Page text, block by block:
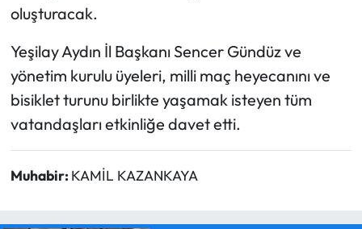
oluşturacak.
Yeşilay Aydın İl Başkanı Sencer Gündüz ve
yönetim kurulu üyeleri, milli maç heyecanını ve
bisiklet turunu birlikte yaşamak isteyen tüm
vatandaşları etkinliğe davet etti.
Muhabir: KAMİL KAZANKAYA